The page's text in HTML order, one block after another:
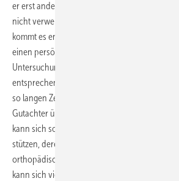
er erst anderthalb Jahre nach der
nicht verwertbar. Denn gerade bei einem
kommt es entscheidend darauf an, dass der
einen persönlichen Eindruck in einer
Untersuchungszeit von dem Kläger verschafft,
entsprechend für die Beteiligten und das
so langen Zeitraum ist aber nicht mehr
Gutachter überhaupt noch an die
kann sich somit allenfalls auf seine
stützen, deren Vollständigkeit aber naturgemäß
orthopädischen Befunden nicht gewährleistet
kann sich vielmehr nach einem solchen